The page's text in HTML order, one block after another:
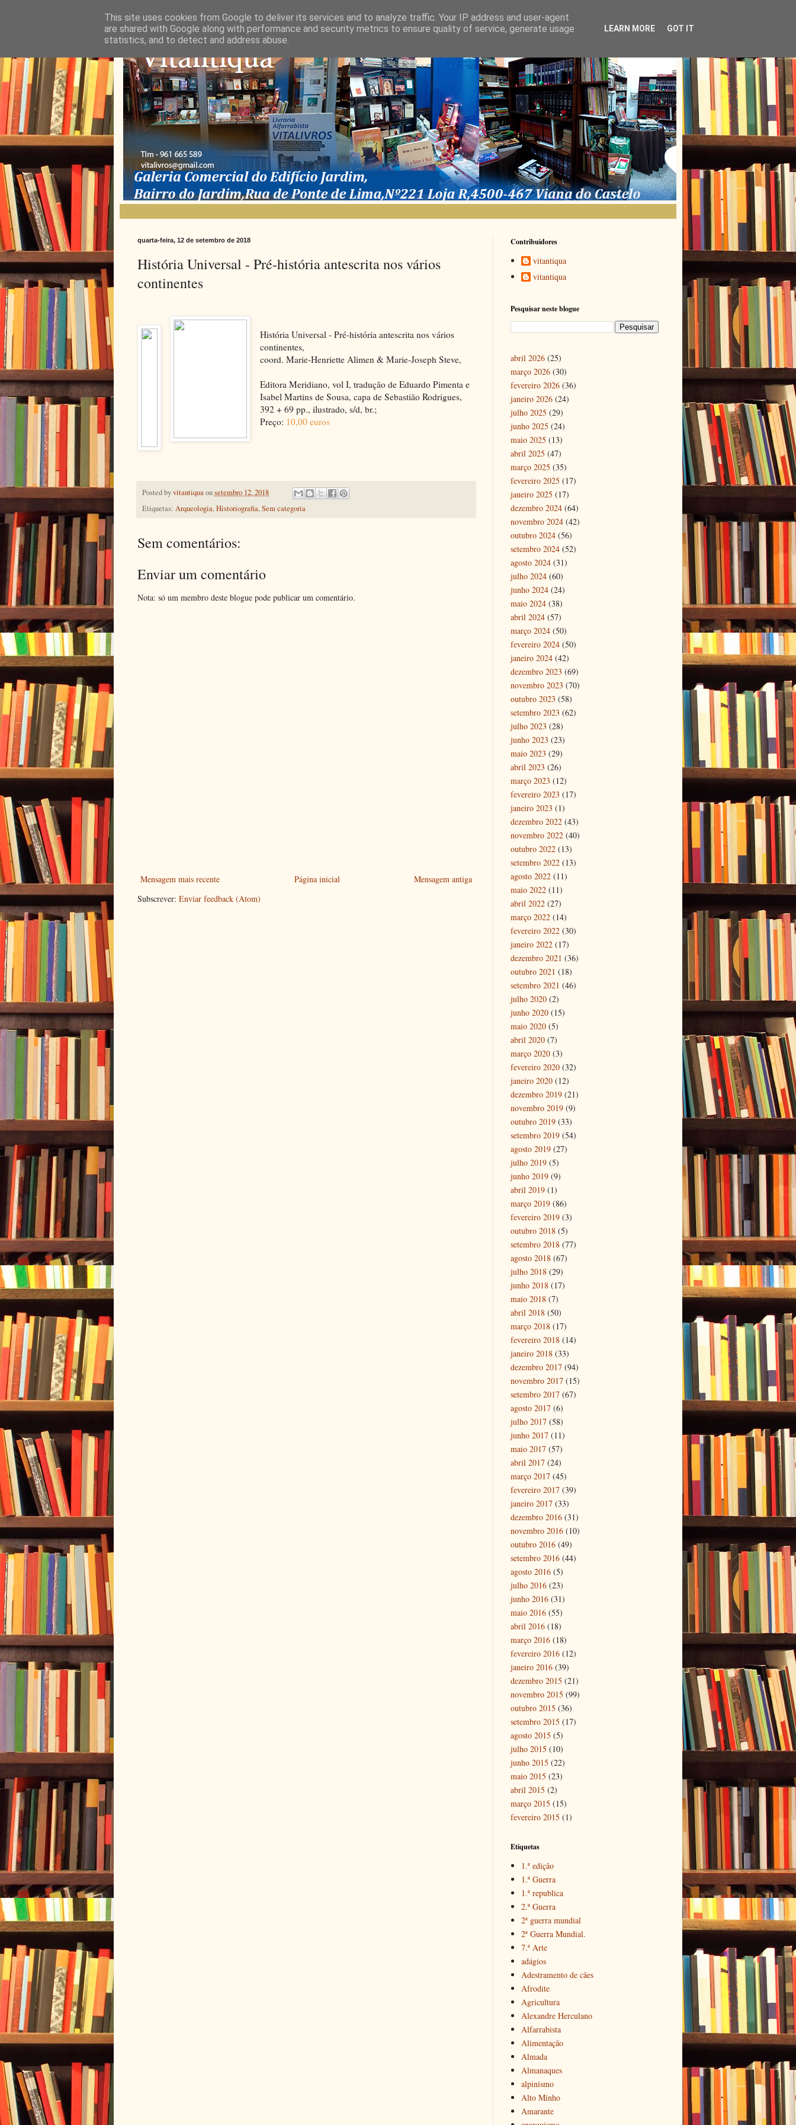
quarta-feira, 12 de setembro de 2018
História Universal - Pré-história antescrita nos vários
continentes
História Universal - Pré-história antescrita nos vários
continentes,
coord. Marie-Henriette Alimen & Marie-Joseph Steve,
Editora Meridiano, vol I, tradução de Eduardo Pimenta e
Isabel Martins de Sousa, capa de Sebastião Rodrigues,
392 + 69 pp., ilustrado, s/d, br.;
Preço: 10,00 euros
Posted byvitantiquaonsetembro 12, 2018
Etiquetas: Arqueologia,Historiografia,Sem categoria
Sem comentários:
Enviar um comentário
Nota: só um membro deste blogue pode publicar um comentário.
Mensagem mais recente Mensagem antiga
Página inicial
Subscrever: Enviar feedback (Atom)
Contribuidores
vitantiqua
vitantiqua
Pesquisar neste blogue
abril 2026 (25)
março 2026 (30)
fevereiro 2026 (36)
janeiro 2026 (24)
julho 2025 (29)
junho 2025 (24)
maio 2025 (13)
abril 2025 (47)
março 2025 (35)
fevereiro 2025 (17)
janeiro 2025 (17)
dezembro 2024 (64)
novembro 2024 (42)
outubro 2024 (56)
setembro 2024 (52)
agosto 2024 (31)
julho 2024 (60)
junho 2024 (24)
maio 2024 (38)
abril 2024 (57)
março 2024 (50)
fevereiro 2024 (50)
janeiro 2024 (42)
dezembro 2023 (69)
novembro 2023 (70)
outubro 2023 (58)
setembro 2023 (62)
julho 2023 (28)
junho 2023 (23)
maio 2023 (29)
abril 2023 (26)
março 2023 (12)
fevereiro 2023 (17)
janeiro 2023 (1)
dezembro 2022 (43)
novembro 2022 (40)
outubro 2022 (13)
setembro 2022 (13)
agosto 2022 (11)
maio 2022 (11)
abril 2022 (27)
março 2022 (14)
fevereiro 2022 (30)
janeiro 2022 (17)
dezembro 2021 (36)
outubro 2021 (18)
setembro 2021 (46)
julho 2020 (2)
junho 2020 (15)
maio 2020 (5)
abril 2020 (7)
março 2020 (3)
fevereiro 2020 (32)
janeiro 2020 (12)
dezembro 2019 (21)
novembro 2019 (9)
outubro 2019 (33)
setembro 2019 (54)
agosto 2019 (27)
julho 2019 (5)
junho 2019 (9)
abril 2019 (1)
março 2019 (86)
fevereiro 2019 (3)
outubro 2018 (5)
setembro 2018 (77)
agosto 2018 (67)
julho 2018 (29)
junho 2018 (17)
maio 2018 (7)
abril 2018 (50)
março 2018 (17)
fevereiro 2018 (14)
janeiro 2018 (33)
dezembro 2017 (94)
novembro 2017 (15)
setembro 2017 (67)
agosto 2017 (6)
julho 2017 (58)
junho 2017 (11)
maio 2017 (57)
abril 2017 (24)
março 2017 (45)
fevereiro 2017 (39)
janeiro 2017 (33)
dezembro 2016 (31)
novembro 2016 (10)
outubro 2016 (49)
setembro 2016 (44)
agosto 2016 (5)
julho 2016 (23)
junho 2016 (31)
maio 2016 (55)
abril 2016 (18)
março 2016 (18)
fevereiro 2016 (12)
janeiro 2016 (39)
dezembro 2015 (21)
novembro 2015 (99)
outubro 2015 (36)
setembro 2015 (17)
agosto 2015 (5)
julho 2015 (10)
junho 2015 (22)
maio 2015 (23)
abril 2015 (2)
março 2015 (15)
fevereiro 2015 (1)
Etiquetas
1.ª edição
1.ª Guerra
1.ª republica
2.ª Guerra
2ª guerra mundial
2ª Guerra Mundial.
7.ª Arte
adágios
Adestramento de cães
Afrodite
Agricultura
Alexandre Herculano
Alfarrabista
Alimentação
Almada
Almanaques
alpinismo
Alto Minho
Amarante
This site uses cookies from Google to deliver its services and to analyze traffic. Your IP address and user-agent
are shared with Google along with performance and security metrics to ensure quality of service, generate usage
statistics, and to detect and address abuse.
LEARN MORE GOT IT